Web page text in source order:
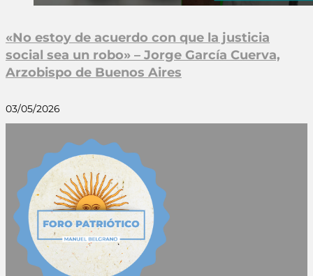
«No estoy de acuerdo con que la justicia
social sea un robo» – Jorge García Cuerva,
Arzobispo de Buenos Aires
03/05/2026